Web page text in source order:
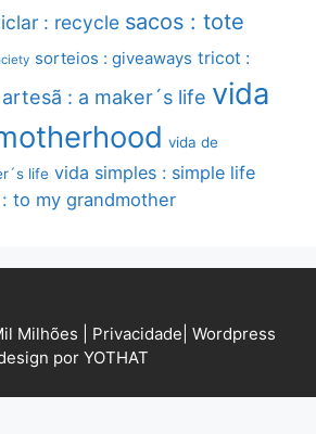
: recycle sacos : tote
sorteios : giveaways tricot :
: a maker´s life vida
vida de
life vida simples : simple life
to my grandmother
Milhões | Privacidade Wordpress
por YOTHAT